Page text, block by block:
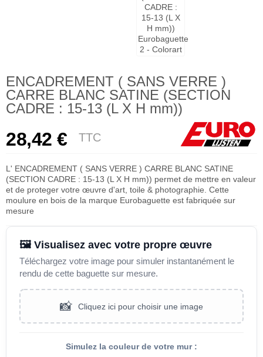
ENCADREMENT ( SANS VERRE )
CARRE BLANC SATINE (SECTION
CADRE : 15-13 (L X H mm))
28,42 € TTC
L' ENCADREMENT ( SANS VERRE ) CARRE BLANC SATINE
(SECTION CADRE : 15-13 (L X H mm)) permet de mettre en valeur
et de proteger votre œuvre d'art, toile & photographie. Cette
moulure en bois de la marque Eurobaguette est fabriquée sur
mesure
🖼️ Visualisez avec votre propre œuvre
Téléchargez votre image pour simuler instantanément le
rendu de cette baguette sur mesure.
📸 Cliquez ici pour choisir une image
Simulez la couleur de votre mur :